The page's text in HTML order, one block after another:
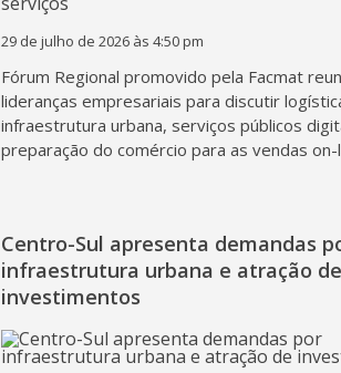
29 de julho de 2026 às 4:50 pm
Fórum Regional promovido pela Facmat
lideranças empresariais para discutir
infraestrutura urbana, serviços públicos
preparação do comércio para as vendas on-
Centro-Sul apresenta demandas
infraestrutura urbana e atração de
investimentos